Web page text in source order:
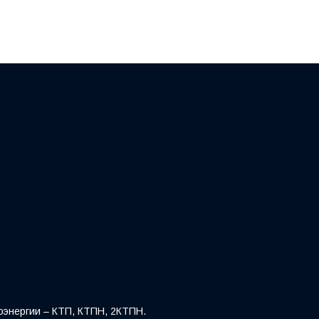
– КТП, КТПН, 2КТПН.